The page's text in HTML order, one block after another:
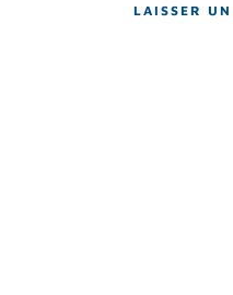
LAISSER